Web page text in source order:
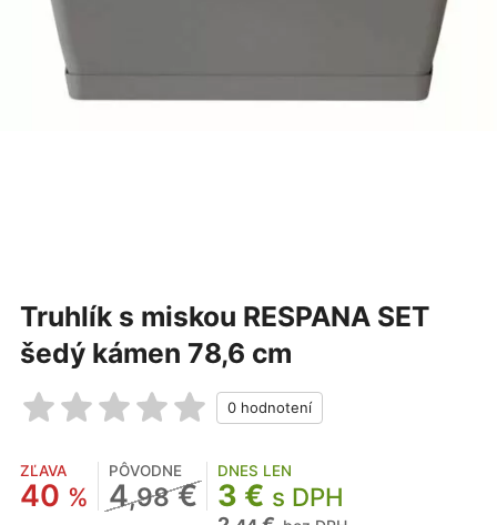
Truhlík s miskou RESPANA SET
šedý kámen 78,6 cm
ZĽAVA
40 %
PÔVODNE
4,98€
DNES LEN
3 € s DPH